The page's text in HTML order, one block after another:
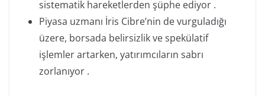
sistematik hareketlerden şüphe ediyor .
Piyasa uzmanı İris Cibre’nin de vurguladığı
üzere, borsada belirsizlik ve spekülatif
işlemler artarken, yatırımcıların sabrı
zorlanıyor .